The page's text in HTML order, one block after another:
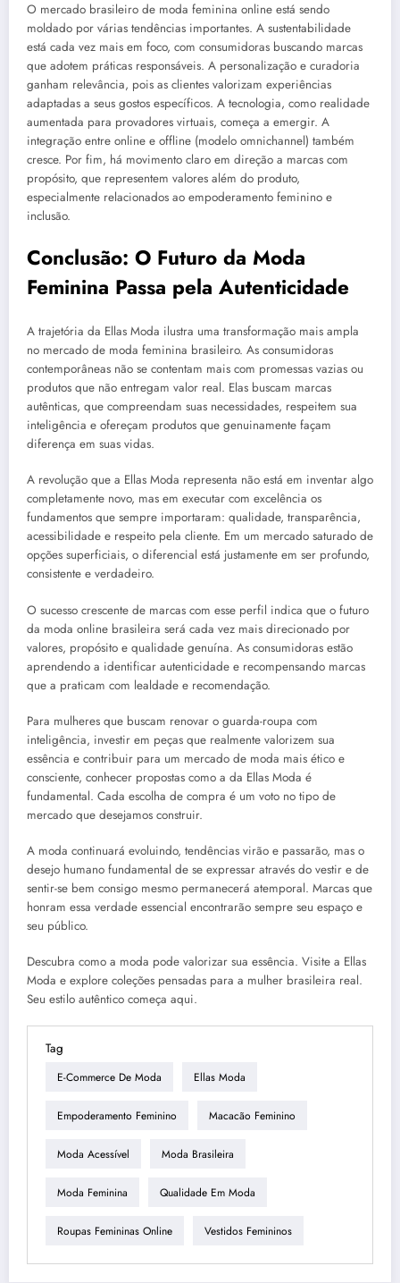
O mercado brasileiro de moda feminina online está sendo
moldado por várias tendências importantes. A sustentabilidade
está cada vez mais em foco, com consumidoras buscando marcas
que adotem práticas responsáveis. A personalização e curadoria
ganham relevância, pois as clientes valorizam experiências
adaptadas a seus gostos específicos. A tecnologia, como realidade
aumentada para provadores virtuais, começa a emergir. A
integração entre online e offline (modelo omnichannel) também
cresce. Por fim, há movimento claro em direção a marcas com
propósito, que representem valores além do produto,
especialmente relacionados ao empoderamento feminino e
inclusão.
Conclusão: O Futuro da Moda
Feminina Passa pela Autenticidade
A trajetória da Ellas Moda ilustra uma transformação mais ampla
no mercado de moda feminina brasileiro. As consumidoras
contemporâneas não se contentam mais com promessas vazias ou
produtos que não entregam valor real. Elas buscam marcas
autênticas, que compreendam suas necessidades, respeitem sua
inteligência e ofereçam produtos que genuinamente façam
diferença em suas vidas.
A revolução que a Ellas Moda representa não está em inventar algo
completamente novo, mas em executar com excelência os
fundamentos que sempre importaram: qualidade, transparência,
acessibilidade e respeito pela cliente. Em um mercado saturado de
opções superficiais, o diferencial está justamente em ser profundo,
consistente e verdadeiro.
O sucesso crescente de marcas com esse perfil indica que o futuro
da moda online brasileira será cada vez mais direcionado por
valores, propósito e qualidade genuína. As consumidoras estão
aprendendo a identificar autenticidade e recompensando marcas
que a praticam com lealdade e recomendação.
Para mulheres que buscam renovar o guarda-roupa com
inteligência, investir em peças que realmente valorizem sua
essência e contribuir para um mercado de moda mais ético e
consciente, conhecer propostas como a da Ellas Moda é
fundamental. Cada escolha de compra é um voto no tipo de
mercado que desejamos construir.
A moda continuará evoluindo, tendências virão e passarão, mas o
desejo humano fundamental de se expressar através do vestir e de
sentir-se bem consigo mesmo permanecerá atemporal. Marcas que
honram essa verdade essencial encontrarão sempre seu espaço e
seu público.
Descubra como a moda pode valorizar sua essência. Visite a Ellas
Moda e explore coleções pensadas para a mulher brasileira real.
Seu estilo autêntico começa aqui.
Tag
E-Commerce De Moda Ellas Moda
Empoderamento Feminino Macacão Feminino
Moda Acessível Moda Brasileira
Moda Feminina Qualidade Em Moda
Roupas Femininas Online Vestidos Femininos